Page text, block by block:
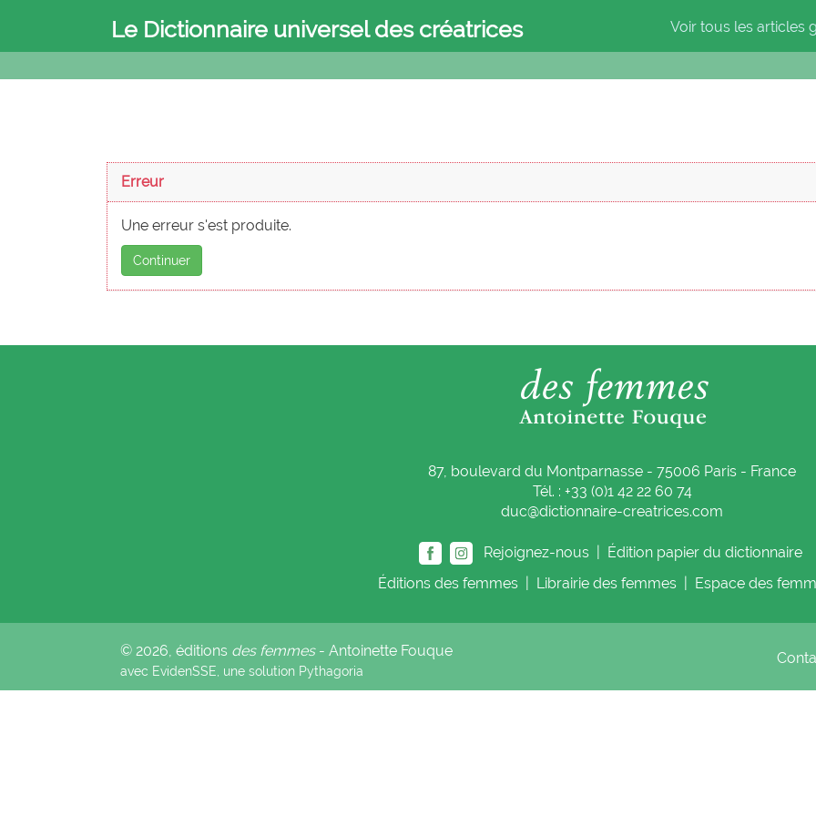
Le Dictionnaire universel des créatrices Voir tous les articles
Erreur
Une erreur s'est produite.
Continuer
87, boulevard du Montparnasse - 75006 Paris - France
Tél. : +33 (0)1 42 22 60 74
duc@dictionnaire-creatrices.com
Rejoignez-nous |
Édition papier du dictionnaire
Éditions des femmes Librairie des femmes Espace des
© 2026, éditions des femmes- Antoinette Fouque
avec EvidenSSE, une solution Pythagoria